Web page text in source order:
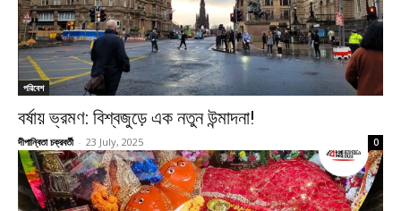
পরিবেশ
বর্ষায় ভ্রমণ: বিশ্বজুড়ে এক নতুন উন্মাদনা!
দীপান্বিতা চক্রবর্তী - 23 July, 2025 0